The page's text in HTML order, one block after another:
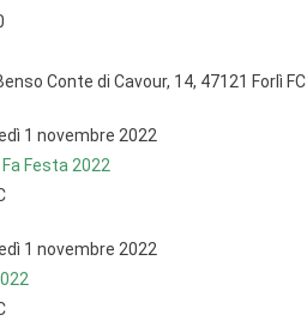
Conte di Cavour, 14, 47121 Forlì FC
1 novembre 2022
Festa 2022
1 novembre 2022